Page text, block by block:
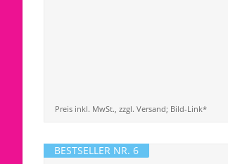
Preis inkl. MwSt., zzgl. Versand; Bild-Link*
BESTSELLER NR. 6